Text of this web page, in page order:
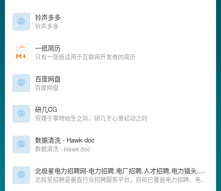
铃声多多
铃声多多
一纸简历
只有一张纸适用于互联网开发者的简历
百度网盘
百度网盘
研几CG
穷理于事物始生之际，研几于心意初动之时
数据清洗 - Hawk doc
数据清洗 - Hawk doc
北极星电力招聘网-电力招聘,电厂招聘,人才招聘,电力猎头,专业的人才求职招聘网站